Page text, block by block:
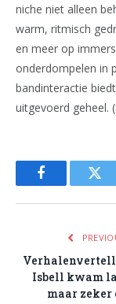
niche niet alleen
warm, ritmisch
en meer op
onderdompelen in
bandinteractie
uitgevoerd geheel.
Facebook
Isbell kwam
maar zeker